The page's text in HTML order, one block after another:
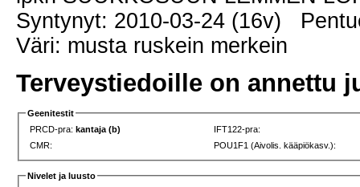
Syntynyt: 2010-03-24 (16v)
Väri: musta ruskein merkein
Terveystiedoille on annettu
Geenitestit
PRCD-pra: kantaja (b)
IFT122-pra:
CMR:
POU1F1 (Aivolis. kääpiökasv.):
Nivelet ja luusto